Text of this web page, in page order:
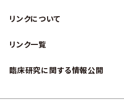
リンクについて
リンク一覧
臨床研究に関する情報公開